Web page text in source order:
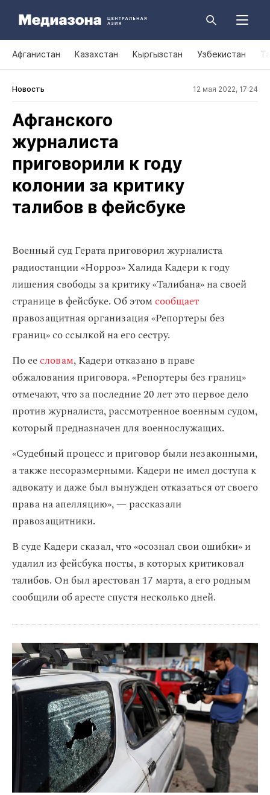
Афганистан Казахстан Кыргызстан Узбекистан
Новость 12 мая 2022, 17:24
Афганского
журналиста
приговорили к году
колонии за критику
талибов в фейсбуке
Военный суд Герата приговорил журналиста
радиостанции «Норроз» Халида Кадери к году
лишения свободы за критику «Талибана» на своей
странице в фейсбуке. Об этомсообщает
правозащитная организация «Репортеры без
границ» со ссылкой на его сестру.
По еесловам, Кадери отказано в праве
обжалования приговора. «Репортеры без границ»
отмечают, что за последние 20 лет это первое дело
против журналиста, рассмотренное военным судом,
который предназначен для военнослужащих.
«Судебный процесс и приговор были незаконными,
а также несоразмерными. Кадери не имел доступа к
адвокату и даже был вынужден отказаться от своего
права на апелляцию», — рассказали
правозащитники.
В суде Кадери сказал, что «осознал свои ошибки» и
удалил из фейсбука посты, в которых критиковал
талибов. Он был арестован 17 марта, а его родным
сообщили об аресте спустя несколько дней.